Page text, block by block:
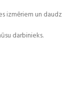
izmēriem un
darbinieks.